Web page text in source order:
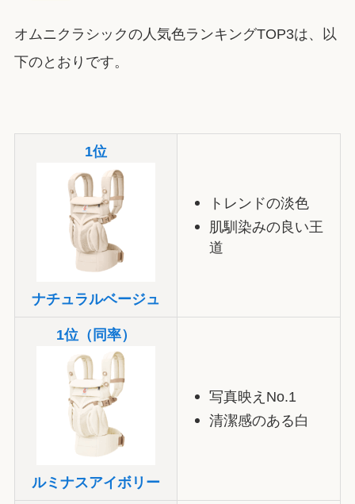
オムニクラシックの人気色ランキングTOP3は、以
下のとおりです。
1位
ナチュラルベージュ
トレンドの淡色
肌馴染みの良い王
道
1位（同率）
ルミナスアイボリー
写真映えNo.1
清潔感のある白